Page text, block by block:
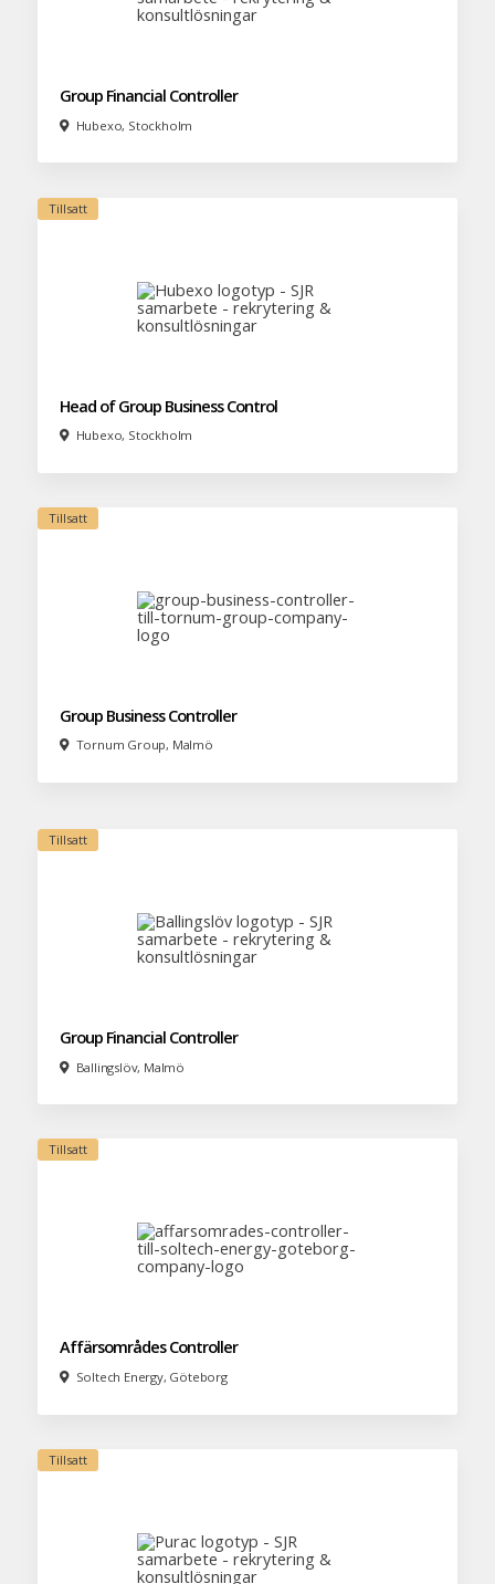
Group Financial Controller
Hubexo, Stockholm
Head of Group Business Control
Hubexo, Stockholm
Group Business Controller
Tornum Group, Malmö
Group Financial Controller
Ballingslöv, Malmö
Affärsområdes Controller
Soltech Energy, Göteborg